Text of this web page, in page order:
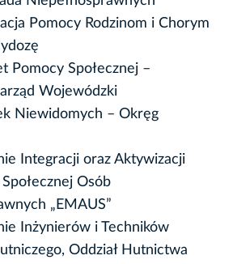
Pomocy Rodzinom i Chorym
Pomocy Społecznej –
Wojewódzki
Niewidomych – Okręg
Integracji oraz Aktywizacji
Osób
„EMAUS”
Inżynierów i Techników
Oddział Hutnictwa